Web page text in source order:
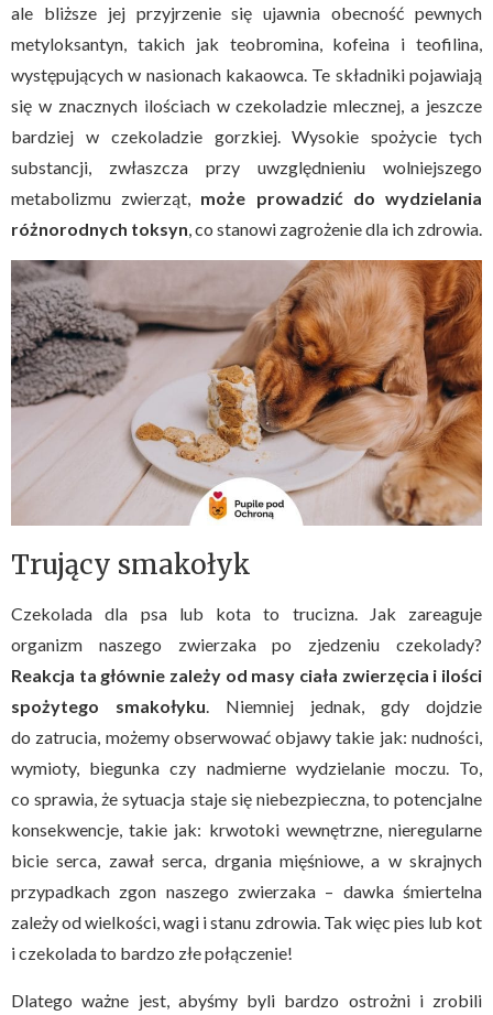
ale bliższe jej przyjrzenie się ujawnia obecność pewnych
metyloksantyn, takich jak teobromina, kofeina i teofilina,
występujących w nasionach kakaowca. Te składniki pojawiają
się w znacznych ilościach w czekoladzie mlecznej, a jeszcze
bardziej w czekoladzie gorzkiej. Wysokie spożycie tych
substancji, zwłaszcza przy uwzględnieniu wolniejszego
metabolizmu zwierząt,
może prowadzić do wydzielania
różnorodnych toksyn , co stanowi zagrożenie dla ich zdrowia.
Trujący smakołyk
Czekolada dla psa lub kota to trucizna. Jak zareaguje
organizm naszego zwierzaka po zjedzeniu czekolady?
Reakcja ta głównie zależy od masy ciała zwierzęcia i ilości
spożytego smakołyku. Niemniej jednak, gdy dojdzie
do zatrucia, możemy obserwować objawy takie jak: nudności,
wymioty, biegunka czy nadmierne wydzielanie moczu. To,
co sprawia, że sytuacja staje się niebezpieczna, to potencjalne
konsekwencje, takie jak: krwotoki wewnętrzne, nieregularne
bicie serca, zawał serca, drgania mięśniowe, a w skrajnych
przypadkach zgon naszego zwierzaka – dawka śmiertelna
zależy od wielkości, wagi i stanu zdrowia. Tak więc pies lub kot
i czekolada to bardzo złe połączenie!
Dlatego ważne jest, abyśmy byli bardzo ostrożni i zrobili